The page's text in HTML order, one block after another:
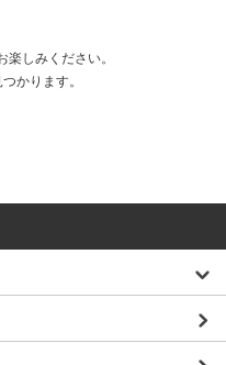
しみください。
かります。